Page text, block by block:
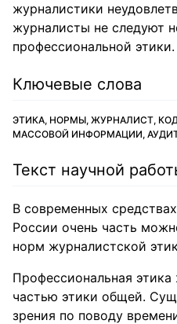
журналистики
журналисты не следуют
профессиональной этики.
Ключевые слова
ЭТИКА, НОРМЫ, ЖУРНАЛИСТ,
МАССОВОЙ ИНФОРМАЦИИ,
Текст научной
В современных
России очень часть
норм журналистской
Профессиональная этика
частью этики общей.
зрения по поводу